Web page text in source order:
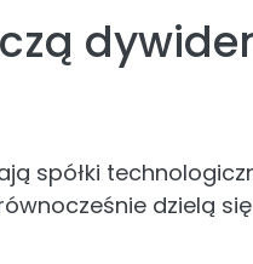
spółki
dzielą